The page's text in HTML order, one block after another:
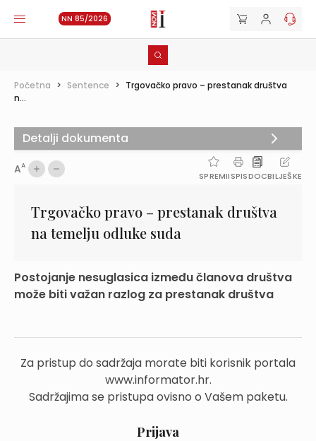
NN 85/2026
Početna > Sentence > Trgovačko pravo – prestanak društva
n...
AA
SPREMIISPISDOCBILJEŠKE
Trgovačko pravo – prestanak društva
na temelju odluke suda
Postojanje nesuglasica između članova društva
može biti važan razlog za prestanak društva
Za pristup do sadržaja morate biti korisnik portala
www.informator.hr.
Sadržajima se pristupa ovisno o Vašem paketu.
Prijava
Detalji dokumenta